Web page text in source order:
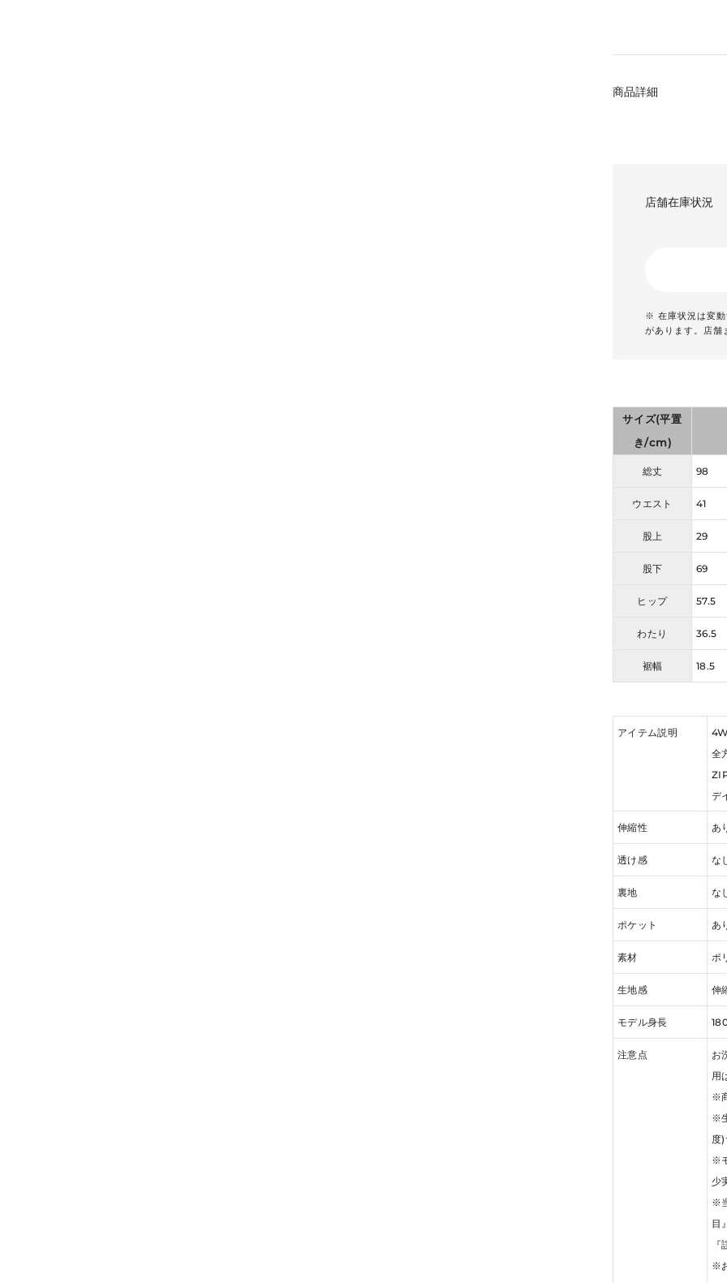
商品詳細
店舗在庫状況
※ 在庫状況は変動
があります。店舗
サイズ(平置
き/cm)
総丈 98
ウエスト 41
股上 29
股下 69
ヒップ 57.5
わたり 36.5
裾幅 18.5
アイテム説明
全
デ
伸縮性 あ
透け感 な
裏地 な
ポケット あ
素材 ポ
生地感 伸
モデル身長
注意点
お
用
※
※
度
※
少
※
目
※